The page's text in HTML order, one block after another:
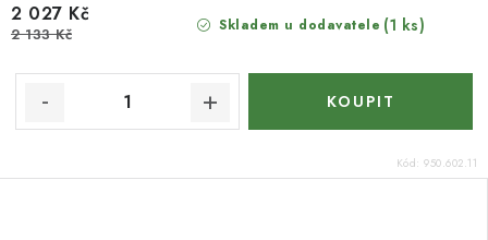
Skladem u dodavatele (1 ks)
2 027 Kč
2 133 Kč
Kód: 950.602.11